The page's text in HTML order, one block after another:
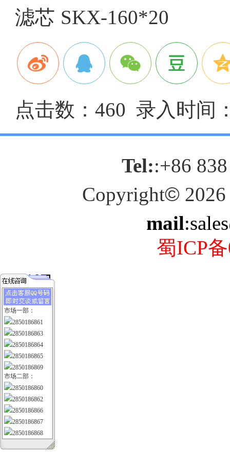
滤芯 SKX-160*20
点击数：460 录入时间
Tel::+86
Copyright© 2026
mail
蜀ICP
市场一部：
2850186861
2850186863
2850186864
2850186865
2850186869
市场二部：
2850186860
2850186862
2850186866
2850186867
2850186868